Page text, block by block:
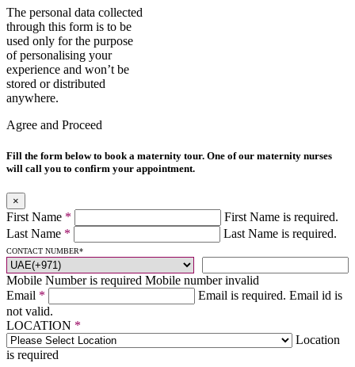
The personal data collected
through this form is to be
used only for the purpose
of personalising your
experience and won’t be
stored or distributed
anywhere.
Agree and Proceed
Fill the form below to book a maternity tour. One of our maternity nurses
will call you to confirm your appointment.
×
First Name *
First Name is required.
Last Name * Last Name is required.
CONTACT NUMBER*
Mobile Number is required Mobile number invalid
Email * Email is required. Email id is
not valid.
LOCATION *
Location
is required